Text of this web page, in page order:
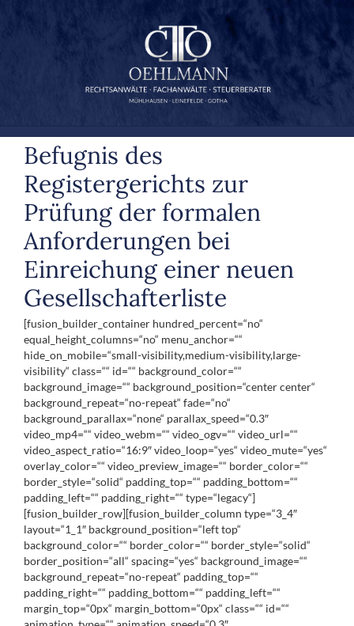
Befugnis des
Registergerichts zur
Prüfung der formalen
Anforderungen bei
Einreichung einer neuen
Gesellschafterliste
[fusion_builder_container hundred_percent=“no“
equal_height_columns=“no“ menu_anchor=““
hide_on_mobile=“small-visibility,medium-visibility,large-
visibility“ class=““ id=““ background_color=““
background_image=““ background_position=“center center“
background_repeat=“no-repeat“ fade=“no“
background_parallax=“none“ parallax_speed=“0.3″
video_mp4=““ video_webm=““ video_ogv=““ video_url=““
video_aspect_ratio=“16:9″ video_loop=“yes“ video_mute=“yes“
overlay_color=““ video_preview_image=““ border_color=““
border_style=“solid“ padding_top=““ padding_bottom=““
padding_left=““ padding_right=““ type=“legacy“]
[fusion_builder_row][fusion_builder_column type=“3_4″
layout=“1_1″ background_position=“left top“
background_color=““ border_color=““ border_style=“solid“
border_position=“all“ spacing=“yes“ background_image=““
background_repeat=“no-repeat“ padding_top=““
padding_right=““ padding_bottom=““ padding_left=““
margin_top=“0px“ margin_bottom=“0px“ class=““ id=““